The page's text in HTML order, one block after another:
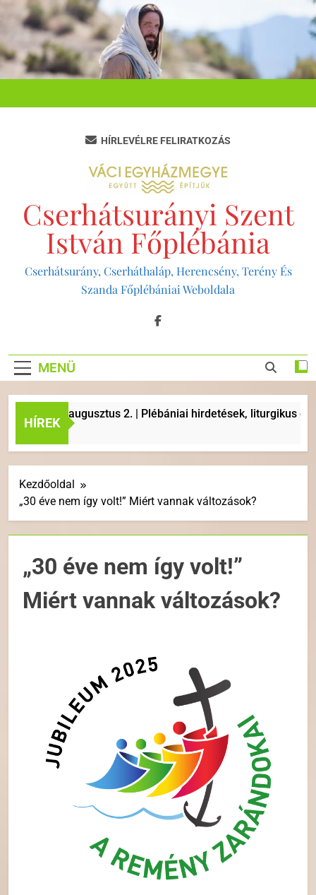
Ugrás
tartalomra
Cserhátsurányi Szent
István Főplébánia
Cserhátsurány, Cserháthaláp, Herencsény, Terény És
Szanda Főplébániai Weboldala
HÍRLEVÉLRE FELIRATKOZÁS
MENÜ
HÍREK
augusztus 2. | Plébániai hirdetések, liturgikus események
Kezdőoldal
„30 éve nem így volt!” Miért vannak változások?
„30 éve nem így volt!”
Miért vannak változások?